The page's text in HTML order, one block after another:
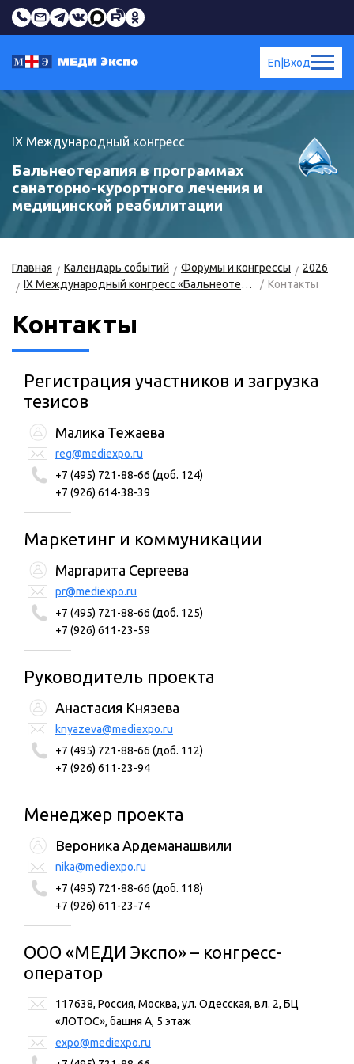
Вход
En
IX Международный конгресс
Бальнеотерапия в программах
санаторно-курортного лечения и
медицинской реабилитации
Главная Календарь событий Форумы и конгрессы
2026
IX Международный конгресс «Бальнеотерапия в программах санаторно-курортного лечения и медицинской реабилитации» 2025 года, приуроченный ко Всемирному дню водных ресурсов
Контакты
Контакты
Регистрация участников и загрузка
тезисов
Малика Тежаева
reg@mediexpo.ru
+7 (495) 721-88-66 (доб. 124)
+7 (926) 614-38-39
Маркетинг и коммуникации
Маргарита Сергеева
pr@mediexpo.ru
+7 (495) 721-88-66 (доб. 125)
+7 (926) 611-23-59
Руководитель проекта
Анастасия Князева
knyazeva@mediexpo.ru
+7 (495) 721-88-66 (доб. 112)
+7 (926) 611-23-94
Менеджер проекта
Вероника Ардеманашвили
nika@mediexpo.ru
+7 (495) 721-88-66 (доб. 118)
+7 (926) 611-23-74
ООО «МЕДИ Экспо» – конгресс-
оператор
117638, Россия, Москва, ул. Одесская, вл. 2, БЦ
«ЛОТОС», башня А, 5 этаж
expo@mediexpo.ru